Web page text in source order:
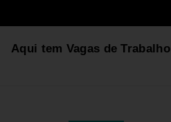
Aqui tem Vagas de Trabalho